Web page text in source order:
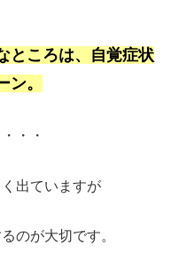
ところは、自覚症状
。
・・
出ていますが
のが大切です。